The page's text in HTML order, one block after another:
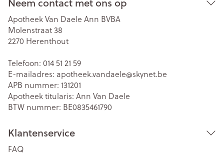
Apotheek Van Daele Ann BVBA
Molenstraat 38
2270 Herenthout
Telefoon: 014 51 21 59
E-mailadres: apotheek.vandaele@skynet.be
APB nummer: 131201
Apotheek titularis: Ann Van Daele
BTW nummer: BE0835461790
Klantenservice
FAQ